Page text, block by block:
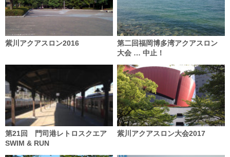
紫川アクアスロン2016
第二回福岡博多湾アクアスロン
大会 … 中止！
第21回 門司港レトロスクエア
SWIM & RUN
紫川アクアスロン大会2017